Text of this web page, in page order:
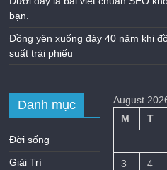
bạn.
Đồng yên xuống đáy 40 năm khi
suất trái phiếu
Danh mục
Đời sống
Giải Trí
August
M
T
3
4